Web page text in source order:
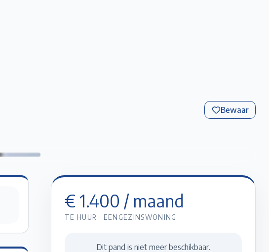
Bewaar
€ 1.400 / maand
TE HUUR · EENGEZINSWONING
Dit pand is niet meer beschikbaar.